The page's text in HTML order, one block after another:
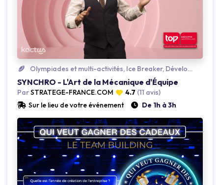
Olympiades et multi-activités, Ice Breaker, Développement personnel
SYNCHRO - L'Art de la Mécanique d'Équipe
ParSTRATEGE-FRANCE.COM 4.7 (11 avis)
Sur le lieu de votre événement
De 1h à 3h
Loading...